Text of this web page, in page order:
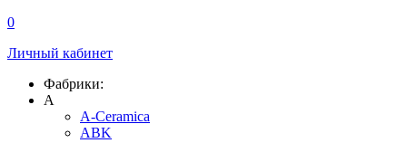
0
Личный кабинет
Фабрики:
A
A-Ceramica
ABK